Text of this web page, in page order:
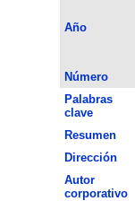
Año
Número
Palabras
clave
Resumen
Dirección
Autor
corporativo